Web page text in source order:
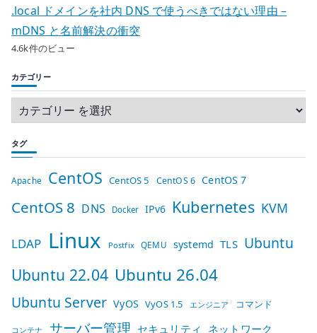
.local ドメインを社内 DNS で使うべきではない理由 –
mDNS と名前解決の衝突
4.6k件のビュー
カテゴリー
タグ
Apache CentOS CentOS 5 CentOS 6 CentOS 7
CentOS 8 DNS Docker IPv6 Kubernetes KVM
LDAP Linux Postfix QEMU systemd TLS Ubuntu
Ubuntu 22.04 Ubuntu 26.04
Ubuntu Server VyOS VyOS 1.5 エンジニア コマンド
コンテナ サーバー管理 セキュリティ ネットワーク